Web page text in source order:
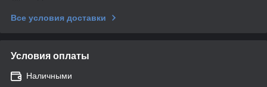
Все условия доставки
Условия оплаты
Наличными